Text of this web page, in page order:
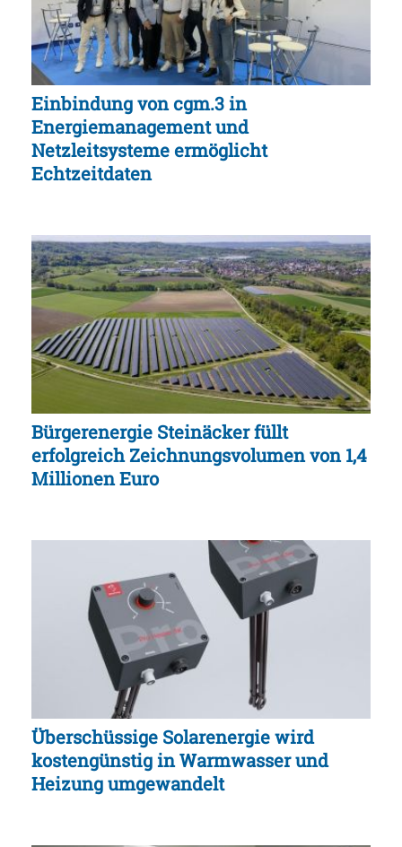
Einbindung von cgm.3 in
Energiemanagement und
Netzleitsysteme ermöglicht
Echtzeitdaten
Bürgerenergie Steinäcker füllt
erfolgreich Zeichnungsvolumen von 1,4
Millionen Euro
Überschüssige Solarenergie wird
kostengünstig in Warmwasser und
Heizung umgewandelt